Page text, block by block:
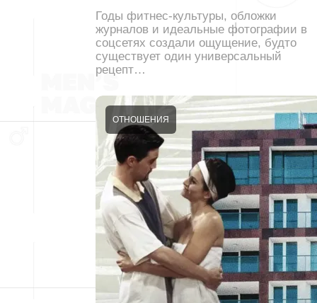
Годы фитнес-культуры, обложки
журналов и идеальные фотографии в
соцсетях создали ощущение, будто
существует один универсальный
рецепт…
ОТНОШЕНИЯ